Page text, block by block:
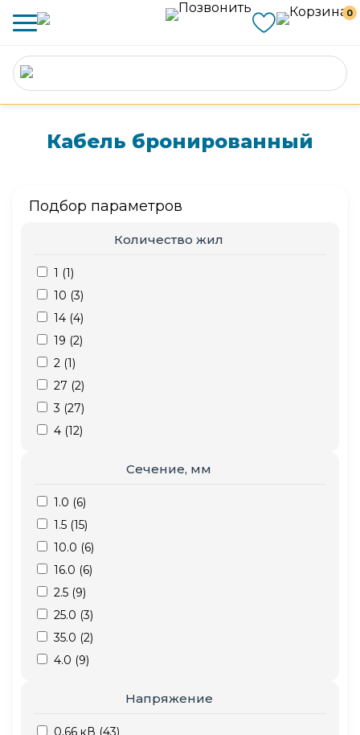
0
Кабель бронированный
Подбор параметров
Количество жил
1 (1)
10 (3)
14 (4)
19 (2)
2 (1)
27 (2)
3 (27)
4 (12)
Сечение, мм
1.0 (6)
1.5 (15)
10.0 (6)
16.0 (6)
2.5 (9)
25.0 (3)
35.0 (2)
4.0 (9)
Напряжение
0,66 кВ (43)